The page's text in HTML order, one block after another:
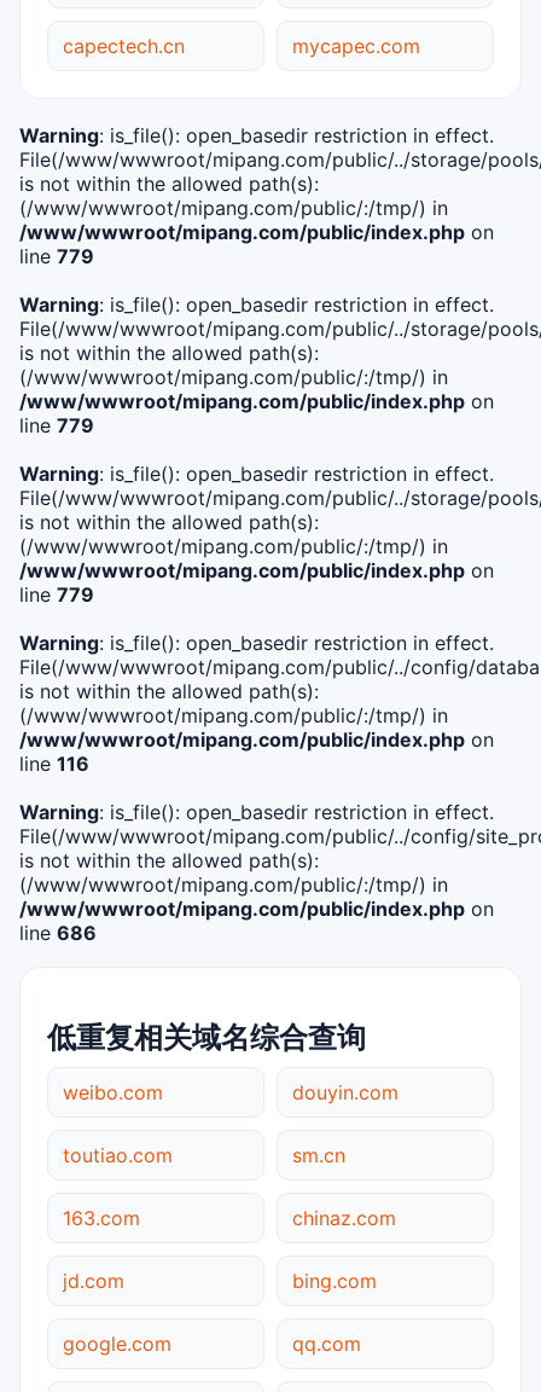
capectech.cn mycapec.com
Warning: is_file(): open_basedir restriction in effect.
File(/www/wwwroot/mipang.com/public/../storage/
is not within the allowed path(s):
(/www/wwwroot/mipang.com/public/:/tmp/) in
/www/wwwroot/mipang.com/public/index.php on
line 779
Warning: is_file(): open_basedir restriction in effect.
File(/www/wwwroot/mipang.com/public/../storage/
is not within the allowed path(s):
(/www/wwwroot/mipang.com/public/:/tmp/) in
/www/wwwroot/mipang.com/public/index.php on
line 779
Warning: is_file(): open_basedir restriction in effect.
File(/www/wwwroot/mipang.com/public/../storage/
is not within the allowed path(s):
(/www/wwwroot/mipang.com/public/:/tmp/) in
/www/wwwroot/mipang.com/public/index.php on
line 779
Warning: is_file(): open_basedir restriction in effect.
File(/www/wwwroot/mipang.com/public/../config/
is not within the allowed path(s):
(/www/wwwroot/mipang.com/public/:/tmp/) in
/www/wwwroot/mipang.com/public/index.php on
line 116
Warning: is_file(): open_basedir restriction in effect.
File(/www/wwwroot/mipang.com/public/../config/
is not within the allowed path(s):
(/www/wwwroot/mipang.com/public/:/tmp/) in
/www/wwwroot/mipang.com/public/index.php on
line 686
低重复相关域名综合查询
weibo.com douyin.com
toutiao.com sm.cn
163.com chinaz.com
jd.com bing.com
google.com qq.com